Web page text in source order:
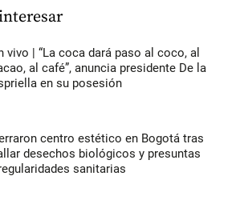
vivo | “La coca dará paso al coco, al
al café”, anuncia presidente De la
en su posesión
centro estético en Bogotá tras
desechos biológicos y presuntas
sanitarias